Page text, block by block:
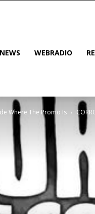
NEWS WEBRADIO
Where The Promo Is